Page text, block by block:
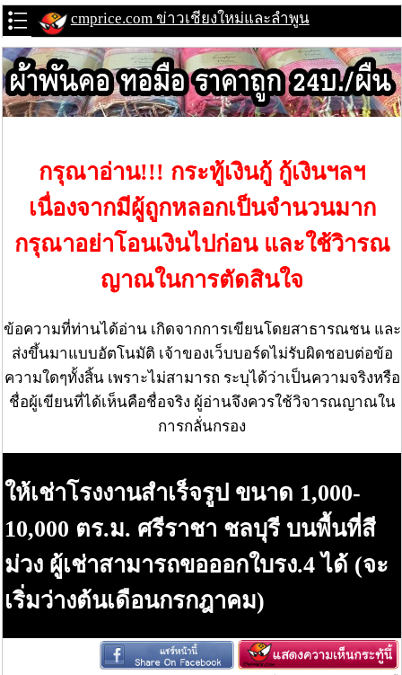
cmprice.com ข่าวเชียงใหม่และลำพูน
กรุณาอ่าน!!! กระทู้เงินกู้ กู้เงินฯลฯ
เนื่องจากมีผู้ถูกหลอกเป็นจำนวนมาก
กรุณาอย่าโอนเงินไปก่อน และใช้วิารณ
ญาณในการตัดสินใจ
ข้อความที่ท่านได้อ่าน เกิดจากการเขียนโดยสาธารณชน และ
ส่งขึ้นมาแบบอัตโนมัติ เจ้าของเว็บบอร์ดไม่รับผิดชอบต่อข้อ
ความใดๆทั้งสิ้น เพราะไม่สามารถ ระบุได้ว่าเป็นความจริงหรือ
ชื่อผู้เขียนที่ได้เห็นคือชื่อจริง ผู้อ่านจึงควรใช้วิจารณญาณใน
การกลั่นกรอง
ให้เช่าโรงงานสำเร็จรูป ขนาด 1,000-
10,000 ตร.ม. ศรีราชา ชลบุรี บนพื้นที่สี
ม่วง ผู้เช่าสามารถขอออกใบรง.4 ได้ (จะ
เริ่มว่างต้นเดือนกรกฎาคม)